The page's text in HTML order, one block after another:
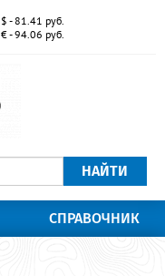
$ - 81.41 руб.
€ - 94.06 руб.
НАЙТИ
СПРАВОЧНИК